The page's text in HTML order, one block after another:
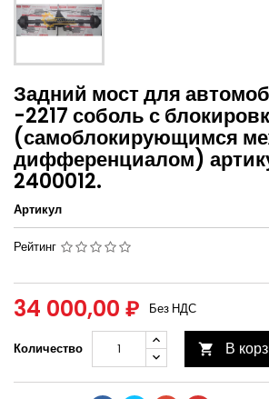
Задний мост для
-2217 соболь с
(самоблокирующимся
дифференциалом)
2400012.
Артикул
Рейтинг
34 000,00 ₽ Без НДС
Количество  В